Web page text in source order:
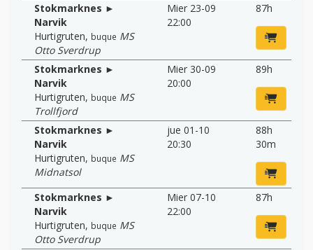
Stokmarknes ►
Narvik
Hurtigruten, buque MS
Otto Sverdrup
Mier 23-09
22:00
87h
Stokmarknes ►
Narvik
Hurtigruten, buque MS
Trollfjord
Mier 30-09
20:00
89h
Stokmarknes ►
Narvik
Hurtigruten, buque MS
Midnatsol
jue 01-10
20:30
88h
30m
Stokmarknes ►
Narvik
Hurtigruten, buque MS
Otto Sverdrup
Mier 07-10
22:00
87h